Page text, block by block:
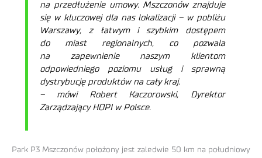
na przedłużenie umowy. Mszczonów znajduje
się w kluczowej dla nas lokalizacji – w pobliżu
Warszawy, z łatwym i szybkim dostępem
do miast regionalnych, co pozwala
na zapewnienie naszym klientom
odpowiedniego poziomu usług i sprawną
dystrybucję produktów na cały kraj.
– mówi Robert Kaczorowski, Dyrektor
Zarządzający HOPI w Polsce.
Park P3 Mszczonów położony jest zaledwie 50 km na południowy